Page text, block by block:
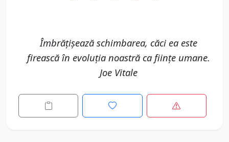
Îmbrățișează schimbarea, căci ea este
firească în evoluția noastră ca ființe umane.
Joe Vitale